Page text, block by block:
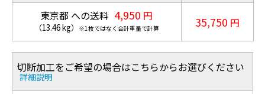
東京都 への送料 4,950 円
（13.46kg） ※1枚ではなく合計重量で計算 35,750 円
切断加工をご希望の場合はこちらからお選びください
詳細説明